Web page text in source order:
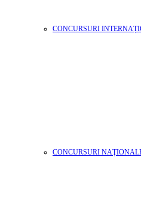
CONCURSURI
CONCURSURI